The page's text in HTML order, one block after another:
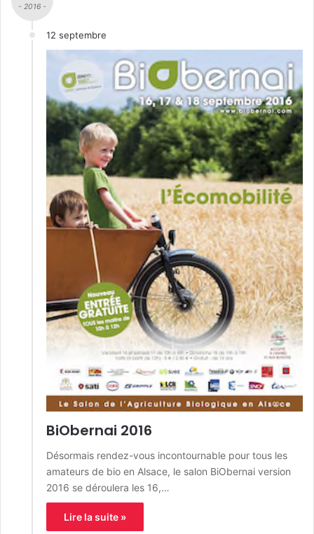
- 2016 -
12 septembre
BiObernai 2016
Désormais rendez-vous incontournable pour tous les
amateurs de bio en Alsace, le salon BiObernai version
2016 se déroulera les 16,…
Lire la suite »